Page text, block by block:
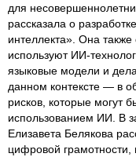
для
рассказала о
интеллекта». Она
используют ИИ-
языковые модели и
данном контексте — в
рисков, которые могут
использованием ИИ. В
Елизавета Белякова
цифровой грамотности,